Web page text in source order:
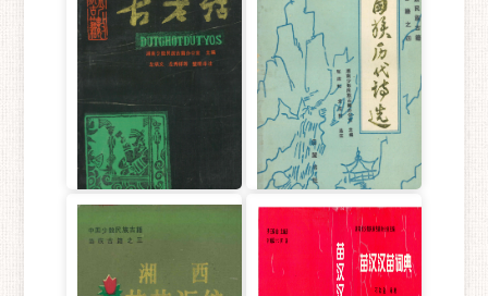
研究
人口述史・苗族卷
古老话 苗族历代诗选